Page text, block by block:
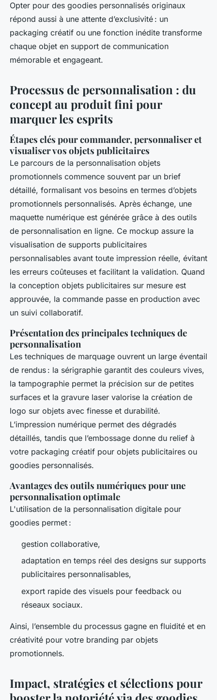
Opter pour des goodies personnalisés originaux
répond aussi à une attente d’exclusivité : un
packaging créatif ou une fonction inédite transforme
chaque objet en support de communication
mémorable et engageant.
Processus de personnalisation : du
concept au produit fini pour
marquer les esprits
Étapes clés pour commander, personnaliser et
visualiser vos objets publicitaires
Le parcours de la personnalisation objets
promotionnels commence souvent par un brief
détaillé, formalisant vos besoins en termes d’objets
promotionnels personnalisés. Après échange, une
maquette numérique est générée grâce à des outils
de personnalisation en ligne. Ce mockup assure la
visualisation de supports publicitaires
personnalisables avant toute impression réelle, évitant
les erreurs coûteuses et facilitant la validation. Quand
la conception objets publicitaires sur mesure est
approuvée, la commande passe en production avec
un suivi collaboratif.
Présentation des principales techniques de
personnalisation
Les techniques de marquage ouvrent un large éventail
de rendus : la sérigraphie garantit des couleurs vives,
la tampographie permet la précision sur de petites
surfaces et la gravure laser valorise la création de
logo sur objets avec finesse et durabilité.
L’impression numérique permet des dégradés
détaillés, tandis que l’embossage donne du relief à
votre packaging créatif pour objets publicitaires ou
goodies personnalisés.
Avantages des outils numériques pour une
personnalisation optimale
L'utilisation de la personnalisation digitale pour
goodies permet :
gestion collaborative,
adaptation en temps réel des designs sur supports
publicitaires personnalisables,
export rapide des visuels pour feedback ou
réseaux sociaux.
Ainsi, l’ensemble du processus gagne en fluidité et en
créativité pour votre branding par objets
promotionnels.
Impact, stratégies et sélections pour